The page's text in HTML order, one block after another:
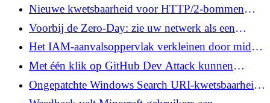
Gemini op Android kapen
Nieuwe kwetsbaarheid voor HTTP/2-bommen
maakt DoS op afstand mogelijk op NGINX,
Apache, IIS, Envoy en Cloudflare
Voorbij de Zero-Day: zie uw netwerk als een
aanvaller
Het IAM-aanvalsoppervlak verkleinen door middel
van Identity Visibility and Intelligence Platforms
(IVIP)
Met één klik op GitHub Dev Attack kunnen
aanvallers volledige GitHub OAuth-tokens stelen
Ongepatchte Windows Search URI-kwetsbaarheid
zorgt ervoor dat aanvallers NTLMv2-hashes